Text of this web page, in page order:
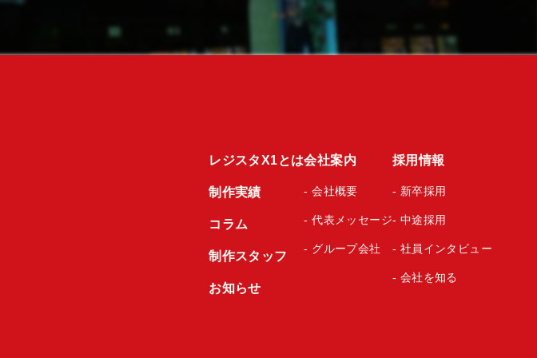
レジスタX1とは
制作実績
コラム
制作スタッフ
お知らせ
会社案内
- 会社概要
- 代表メッセージ
- グループ会社
採用情報
- 新卒採用
- 中途採用
- 社員インタビュー
- 会社を知る